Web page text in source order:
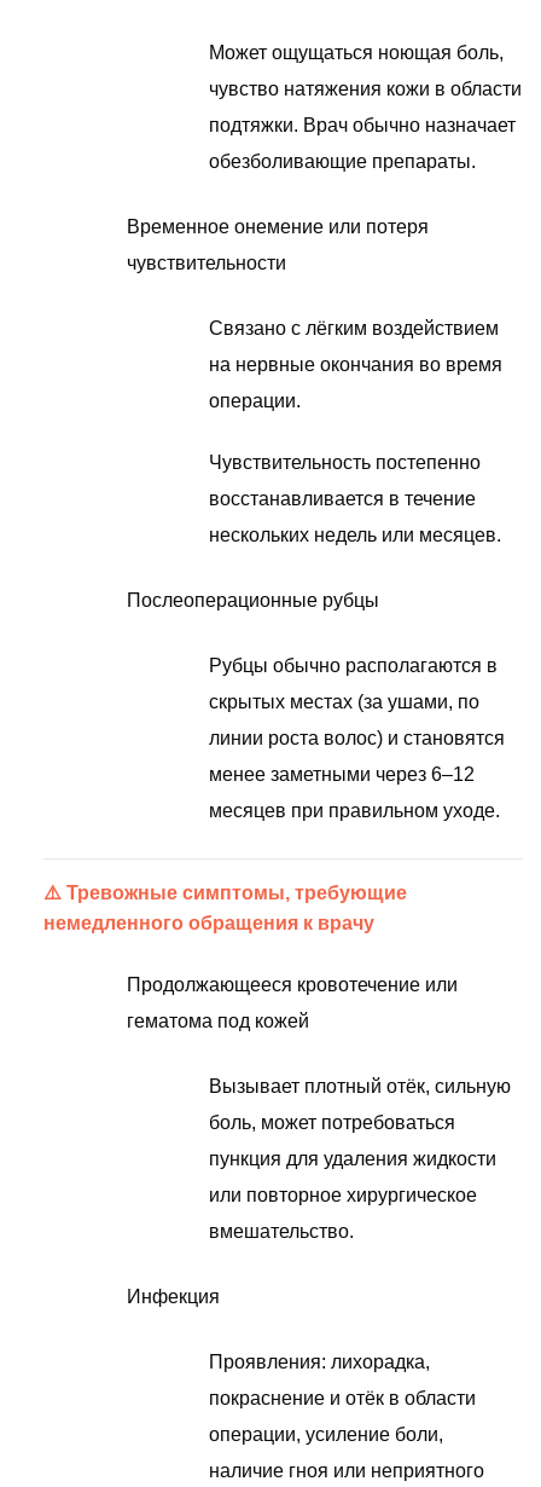
Может ощущаться ноющая боль,
чувство натяжения кожи в области
подтяжки. Врач обычно назначает
обезболивающие препараты.
Временное онемение или потеря
чувствительности
Связано с лёгким воздействием
на нервные окончания во время
операции.
Чувствительность постепенно
восстанавливается в течение
нескольких недель или месяцев.
Послеоперационные рубцы
Рубцы обычно располагаются в
скрытых местах (за ушами, по
линии роста волос) и становятся
менее заметными через 6–12
месяцев при правильном уходе.
⚠️ Тревожные симптомы, требующие
немедленного обращения к врачу
Продолжающееся кровотечение или
гематома под кожей
Вызывает плотный отёк, сильную
боль, может потребоваться
пункция для удаления жидкости
или повторное хирургическое
вмешательство.
Инфекция
Проявления: лихорадка,
покраснение и отёк в области
операции, усиление боли,
наличие гноя или неприятного